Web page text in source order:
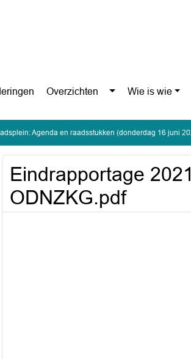
Overzichten Wie is wie
Agenda en raadsstukken (donderdag 16 juni
Eindrapportage
ODNZKG.pdf